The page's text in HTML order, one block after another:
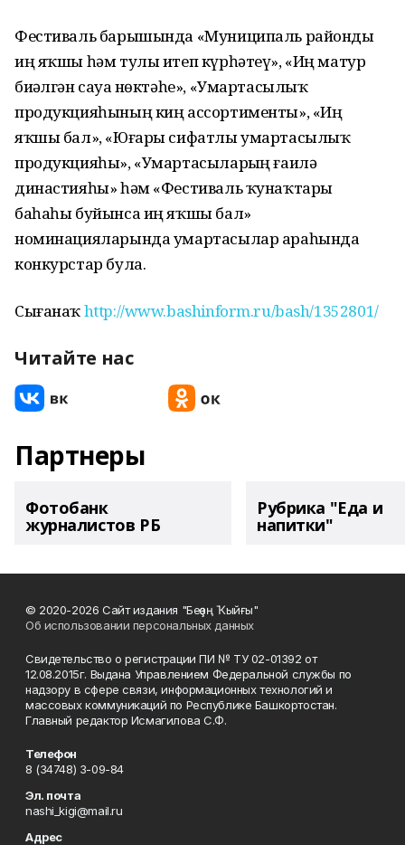
Фестиваль барышында «Муниципаль районды
иң яҡшы һәм тулы итеп күрһәтеү», «Иң матур
биҙәлгән сауҙа нөктәһе», «Умартасылыҡ
продукцияһының киң ассортименты», «Иң
яҡшы бал», «Юғары сифатлы умартасылыҡ
продукцияһы», «Умартасыларҙың ғаилә
династияһы» һәм «Фестиваль ҡунаҡтары
баһаһы буйынса иң яҡшы бал»
номинацияларында умартасылар араһында
конкурстар була.
Сығанаҡhttp://www.bashinform.ru/bash/1352801/
Читайте нас
Партнеры
Фотобанк
журналистов РБ
Рубрика "Еда и
напитки"
© 2020-2026 Сайт издания "Беҙҙең Ҡыйғы"
Об использовании персональных данных
Свидетельство о регистрации ПИ № ТУ 02-01392 от
12.08.2015г. Выдана Управлением Федеральной службы по
надзору в сфере связи, информационных технологий и
массовых коммуникаций по Республике Башкортостан.
Главный редактор Исмагилова С.Ф.
Телефон
8 (34748) 3-09-84
Эл. почта
nashi_kigi@mail.ru
Адрес